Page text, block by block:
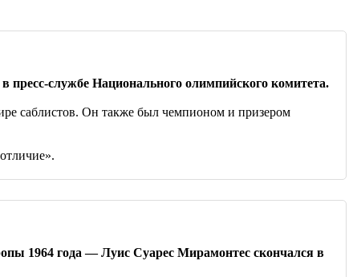
службе Национального олимпийского комитета.
саблистов. Он также был чемпионом и призером
1964 года — Луис Суарес Мирамонтес скончался в